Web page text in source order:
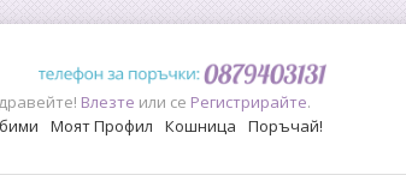
Влезте или се Регистрирайте.
Моят Профил Кошница Поръчай!